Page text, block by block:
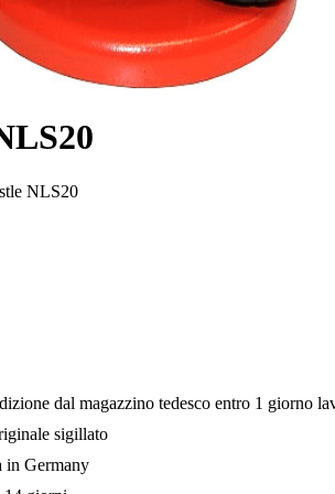
NLS20
dal magazzino tedesco entro 1 giorno
sigillato
in Germany